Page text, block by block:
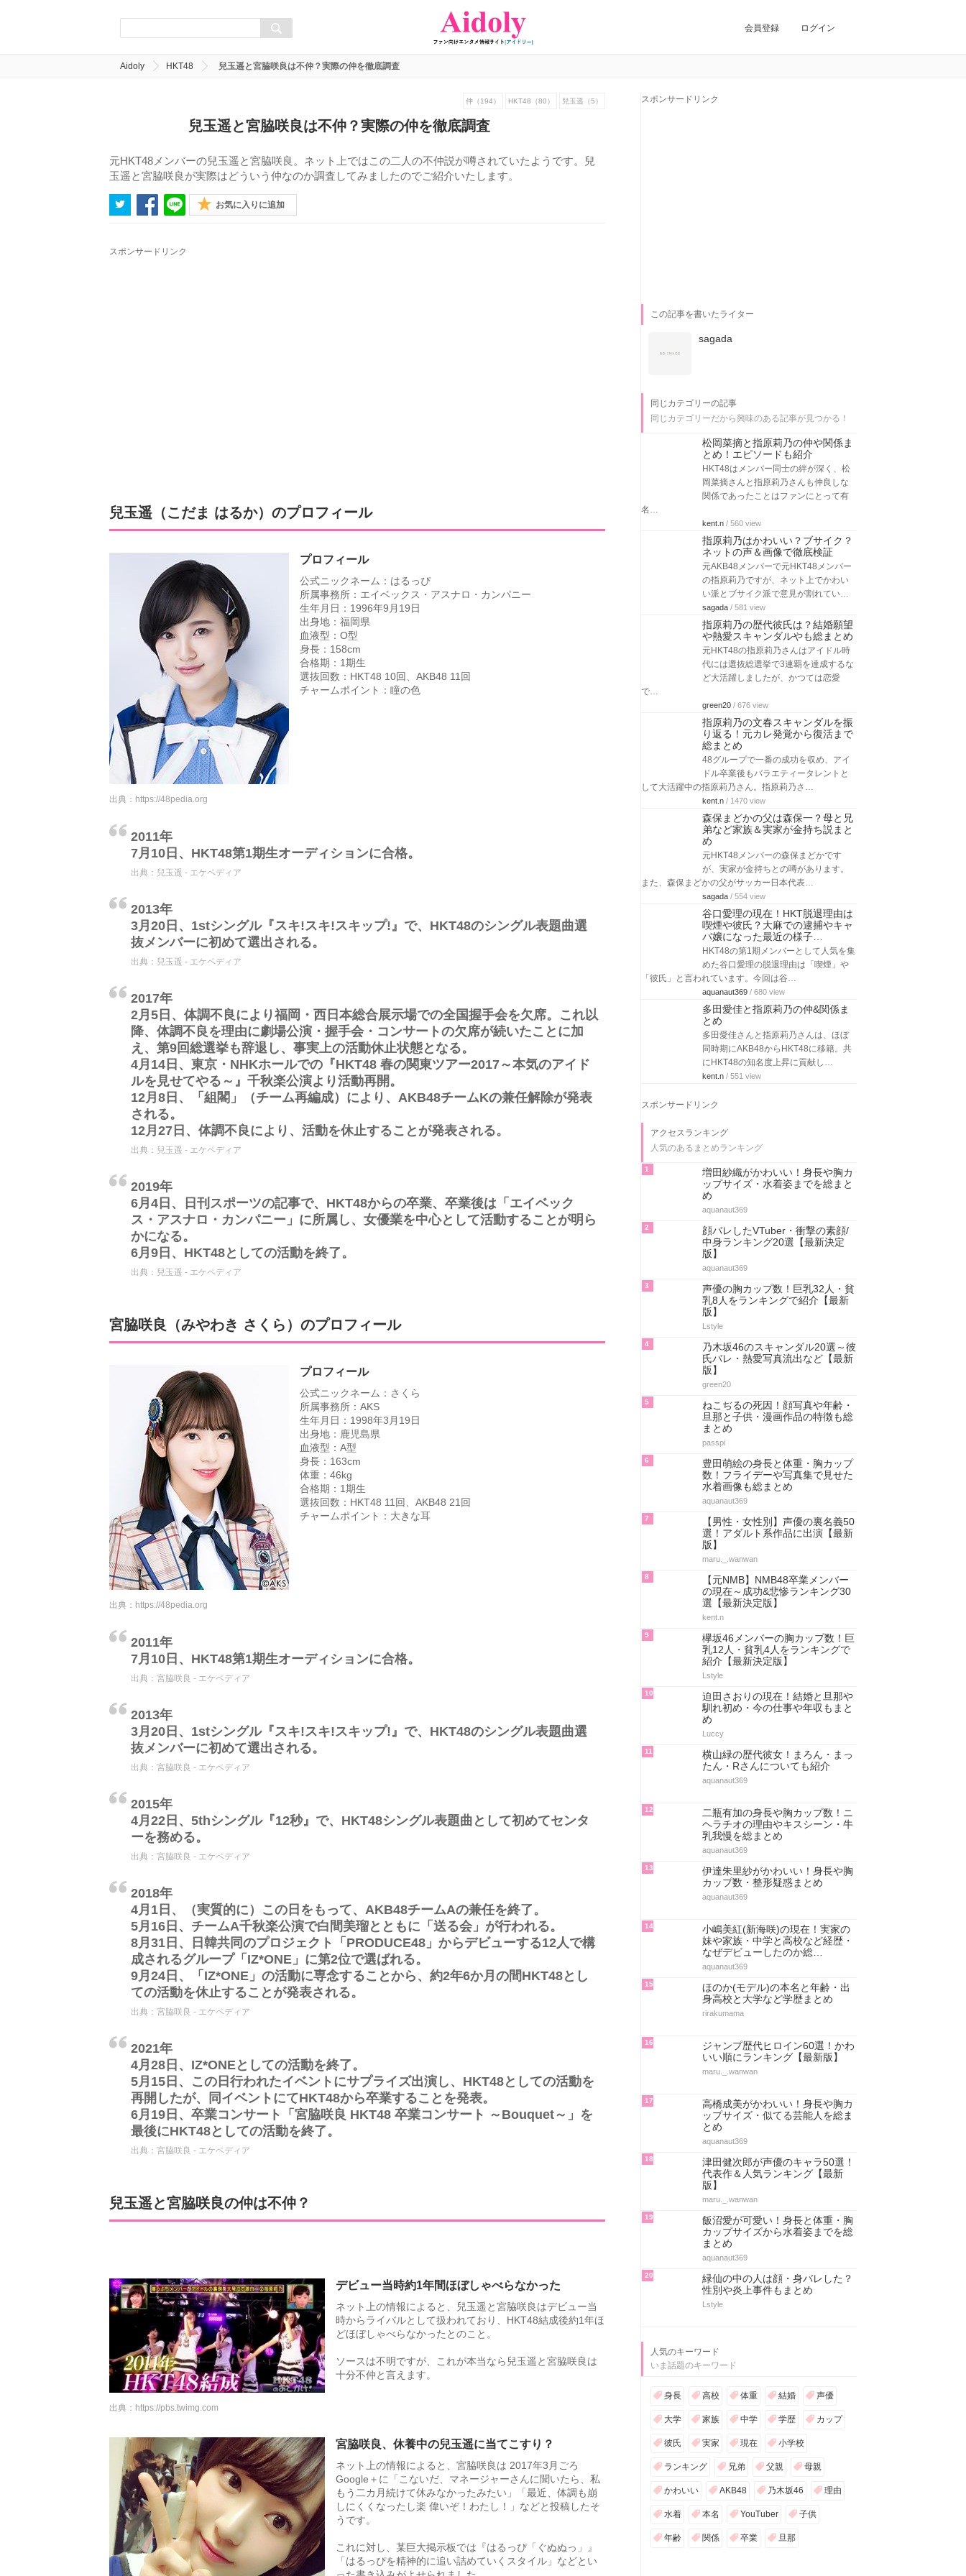
会員登録 ログイン
Aidoly HKT48 兒玉遥と宮脇咲良は不仲？実際の仲を徹底調査
仲（194） HKT48（80） 兒玉遥（5）
兒玉遥と宮脇咲良は不仲？実際の仲を徹底調査
元HKT48メンバーの兒玉遥と宮脇咲良。ネット上ではこの二人の不仲説が噂されていたようです。兒
玉遥と宮脇咲良が実際はどういう仲なのか調査してみましたのでご紹介いたします。
お気に入りに追加
スポンサードリンク
兒玉遥（こだま はるか）のプロフィール
プロフィール
公式ニックネーム：はるっぴ
所属事務所：エイベックス・アスナロ・カンパニー
生年月日：1996年9月19日
出身地：福岡県
血液型：O型
身長：158cm
合格期：1期生
選抜回数：HKT48 10回、AKB48 11回
チャームポイント：瞳の色
出典： https://48pedia.org
2011年
7月10日、HKT48第1期生オーディションに合格。
出典： 兒玉遥 - エケペディア
2013年
3月20日、1stシングル『スキ!スキ!スキップ!』で、HKT48のシングル表題曲選
抜メンバーに初めて選出される。
出典： 兒玉遥 - エケペディア
2017年
2月5日、体調不良により福岡・西日本総合展示場での全国握手会を欠席。これ以
降、体調不良を理由に劇場公演・握手会・コンサートの欠席が続いたことに加
え、第9回総選挙も辞退し、事実上の活動休止状態となる。
4月14日、東京・NHKホールでの『HKT48 春の関東ツアー2017～本気のアイド
ルを見せてやる～』千秋楽公演より活動再開。
12月8日、「組閣」（チーム再編成）により、AKB48チームKの兼任解除が発表
される。
12月27日、体調不良により、活動を休止することが発表される。
出典： 兒玉遥 - エケペディア
2019年
6月4日、日刊スポーツの記事で、HKT48からの卒業、卒業後は「エイベック
ス・アスナロ・カンパニー」に所属し、女優業を中心として活動することが明ら
かになる。
6月9日、HKT48としての活動を終了。
出典： 兒玉遥 - エケペディア
宮脇咲良（みやわき さくら）のプロフィール
プロフィール
公式ニックネーム：さくら
所属事務所：AKS
生年月日：1998年3月19日
出身地：鹿児島県
血液型：A型
身長：163cm
体重：46kg
合格期：1期生
選抜回数：HKT48 11回、AKB48 21回
チャームポイント：大きな耳
出典： https://48pedia.org
2011年
7月10日、HKT48第1期生オーディションに合格。
出典： 宮脇咲良 - エケペディア
2013年
3月20日、1stシングル『スキ!スキ!スキップ!』で、HKT48のシングル表題曲選
抜メンバーに初めて選出される。
出典： 宮脇咲良 - エケペディア
2015年
4月22日、5thシングル『12秒』で、HKT48シングル表題曲として初めてセンタ
ーを務める。
出典： 宮脇咲良 - エケペディア
2018年
4月1日、（実質的に）この日をもって、AKB48チームAの兼任を終了。
5月16日、チームA千秋楽公演で白間美瑠とともに「送る会」が行われる。
8月31日、日韓共同のプロジェクト「PRODUCE48」からデビューする12人で構
成されるグループ「IZ*ONE」に第2位で選ばれる。
9月24日、「IZ*ONE」の活動に専念することから、約2年6か月の間HKT48とし
ての活動を休止することが発表される。
出典： 宮脇咲良 - エケペディア
2021年
4月28日、IZ*ONEとしての活動を終了。
5月15日、この日行われたイベントにサプライズ出演し、HKT48としての活動を
再開したが、同イベントにてHKT48から卒業することを発表。
6月19日、卒業コンサート「宮脇咲良 HKT48 卒業コンサート ～Bouquet～」を
最後にHKT48としての活動を終了。
出典： 宮脇咲良 - エケペディア
兒玉遥と宮脇咲良の仲は不仲？
デビュー当時約1年間ほぼしゃべらなかった
ネット上の情報によると、兒玉遥と宮脇咲良はデビュー当
時からライバルとして扱われており、HKT48結成後約1年ほ
どほぼしゃべらなかったとのこと。
ソースは不明ですが、これが本当なら兒玉遥と宮脇咲良は
十分不仲と言えます。
出典： https://pbs.twimg.com
宮脇咲良、休養中の兒玉遥に当てこすり？
ネット上の情報によると、宮脇咲良は 2017年3月ごろ
Google＋に「こないだ、マネージャーさんに聞いたら、私
もう二カ月続けて休みなかったみたい」「最近、体調も崩
しにくくなったし楽 偉いぞ！わたし！」などと投稿したそ
うです。
これに対し、某巨大掲示板では『はるっぴ「ぐぬぬっ」』
「はるっぴを精神的に追い詰めていくスタイル」などとい
スポンサードリンク
この記事を書いたライター
sagada
同じカテゴリーの記事
同じカテゴリーだから興味のある記事が見つかる！
松岡菜摘と指原莉乃の仲や関係ま
とめ！エピソードも紹介
HKT48はメンバー同士の絆が深く、松
岡菜摘さんと指原莉乃さんも仲良しな
関係であったことはファンにとって有
名…
kent.n / 560 view
指原莉乃はかわいい？ブサイク？
ネットの声＆画像で徹底検証
元AKB48メンバーで元HKT48メンバー
の指原莉乃ですが、ネット上でかわい
い派とブサイク派で意見が割れてい…
sagada / 581 view
指原莉乃の歴代彼氏は？結婚願望
や熱愛スキャンダルやも総まとめ
元HKT48の指原莉乃さんはアイドル時
代には選抜総選挙で3連覇を達成するな
ど大活躍しましたが、かつては恋愛
で…
green20 / 676 view
指原莉乃の文春スキャンダルを振
り返る！元カレ発覚から復活まで
総まとめ
48グループで一番の成功を収め、アイ
ドル卒業後もバラエティータレントと
して大活躍中の指原莉乃さん。指原莉乃さ…
kent.n / 1470 view
森保まどかの父は森保一？母と兄
弟など家族＆実家が金持ち説まと
め
元HKT48メンバーの森保まどかです
が、実家が金持ちとの噂があります。
また、森保まどかの父がサッカー日本代表…
sagada / 554 view
谷口愛理の現在！HKT脱退理由は
喫煙や彼氏？大麻での逮捕やキャ
バ嬢になった最近の様子…
HKT48の第1期メンバーとして人気を集
めた谷口愛理の脱退理由は「喫煙」や
「彼氏」と言われています。今回は谷…
aquanaut369 / 680 view
多田愛佳と指原莉乃の仲&関係ま
とめ
多田愛佳さんと指原莉乃さんは、ほぼ
同時期にAKB48からHKT48に移籍。共
にHKT48の知名度上昇に貢献し…
kent.n / 551 view
スポンサードリンク
アクセスランキング
人気のあるまとめランキング
1
増田紗織がかわいい！身長や胸カ
ップサイズ・水着姿までを総まと
め
aquanaut369
2
顔バレしたVTuber・衝撃の素顔/
中身ランキング20選【最新決定
版】
aquanaut369
3
声優の胸カップ数！巨乳32人・貧
乳8人をランキングで紹介【最新
版】
Lstyle
4
乃木坂46のスキャンダル20選～彼
氏バレ・熱愛写真流出など【最新
版】
green20
5
ねこぢるの死因！顔写真や年齢・
旦那と子供・漫画作品の特徴も総
まとめ
passpi
6
豊田萌絵の身長と体重・胸カップ
数！フライデーや写真集で見せた
水着画像も総まとめ
aquanaut369
7
【男性・女性別】声優の裏名義50
選！アダルト系作品に出演【最新
版】
maru._.wanwan
8
【元NMB】NMB48卒業メンバー
の現在～成功&悲惨ランキング30
選【最新決定版】
9
欅坂46メンバーの胸カップ数！巨
乳12人・貧乳4人をランキングで
紹介【最新決定版】
Lstyle
10
迫田さおりの現在！結婚と旦那や
馴れ初め・今の仕事や年収もまと
め
11
横山緑の歴代彼女！まろん・まっ
たん・Rさんについても紹介
aquanaut369
12
二瓶有加の身長や胸カップ数！ニ
ヘラチオの理由やキスシーン・牛
乳我慢を総まとめ
13
伊達朱里紗がかわいい！身長や胸
カップ数・整形疑惑まとめ
aquanaut369
14
小嶋美紅(新海咲)の現在！実家の
妹や家族・中学と高校など経歴・
なぜデビューしたのか総…
aquanaut369
15
ほのか(モデル)の本名と年齢・出
身高校と大学など学歴まとめ
rirakumama
16
ジャンプ歴代ヒロイン60選！かわ
いい順にランキング【最新版】
maru._.wanwan
17
高橋成美がかわいい！身長や胸カ
ップサイズ・似てる芸能人を総ま
とめ
代表作＆人気ランキング【最新
版】
飯沼愛が可愛い！身長と体重・胸
まとめ
aquanaut369
性別や炎上事件もまとめ
Lstyle
人気のキーワード
いま話題のキーワード